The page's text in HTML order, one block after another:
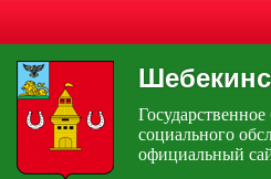
социального
официальный